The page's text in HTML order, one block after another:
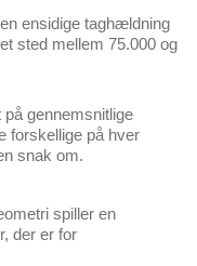
ensidige taghældning
sted mellem 75.000 og
gennemsnitlige
forskellige på hver
snak om.
spiller en
der er for